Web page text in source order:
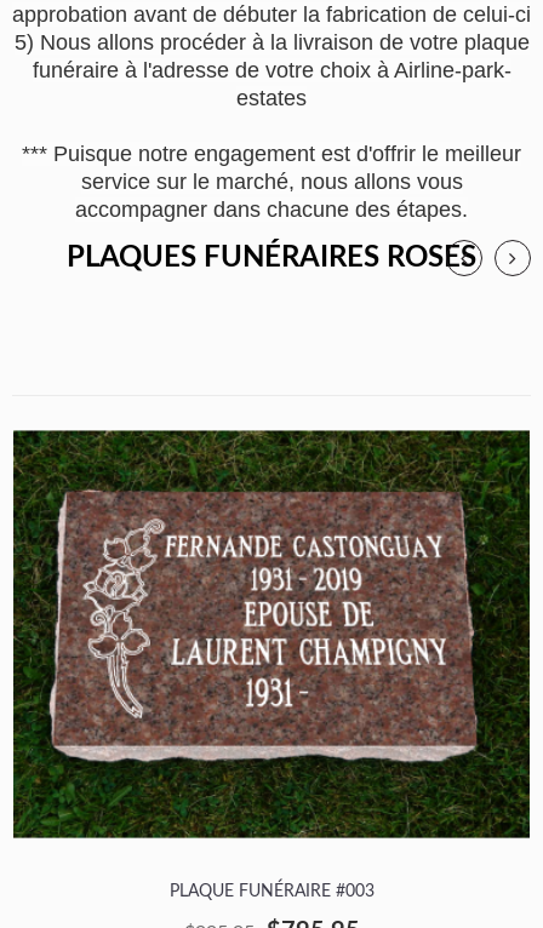
approbation avant de débuter la fabrication de celui-ci
5) Nous allons procéder à la livraison de votre plaque
funéraire à l'adresse de votre choix à Airline-park-
estates
*** Puisque notre engagement est d'offrir le meilleur
service sur le marché, nous allons vous
accompagner dans chacune des étapes.
PLAQUES FUNÉRAIRES ROSES
PLAQUE FUNÉRAIRE #003